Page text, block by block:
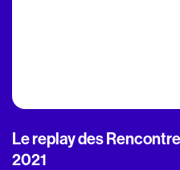
Le replay des
2021